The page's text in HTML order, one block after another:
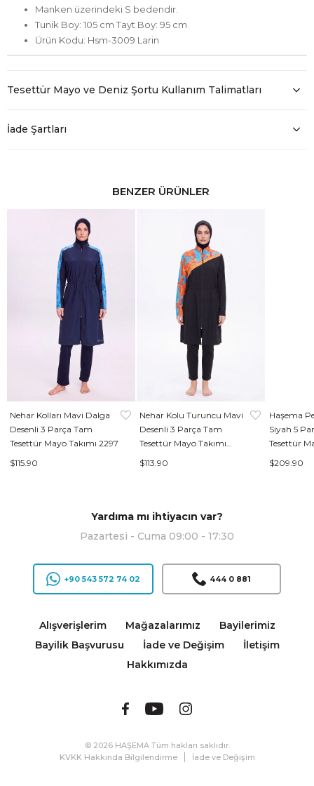
Manken üzerindeki S bedendir.
Tunik Boy: 105 cm Tayt Boy: 95 cm
Ürün Kodu: Hsm-3009 Larin
Tesettür Mayo ve Deniz Şortu Kullanım Talimatları
İade Şartları
BENZER ÜRÜNLER
Nehar Kolları Mavi Dalga
Desenli 3 Parça Tam
Tesettür Mayo Takımı 2297
$115.90
Nehar Kolu Turuncu Mavi
Desenli 3 Parça Tam
Tesettür Mayo Takımı
2305
$113.90
Haşema
Siyah 5
Tesettür
$209.90
Yardıma mı ihtiyacın var?
Pazartesi - Cuma 09:00 - 17:30
+90 543 572 74 02 444 0 881
Alışverişlerim Mağazalarımız
Bayilerimiz
Bayilik Başvurusu
İade ve Değişim
İletişim
Hakkımızda
© 2026 HAŞEMA Tüm hakları saklıdır.
KVKK Hakkında Bilgilendirme
İade ve Değişim